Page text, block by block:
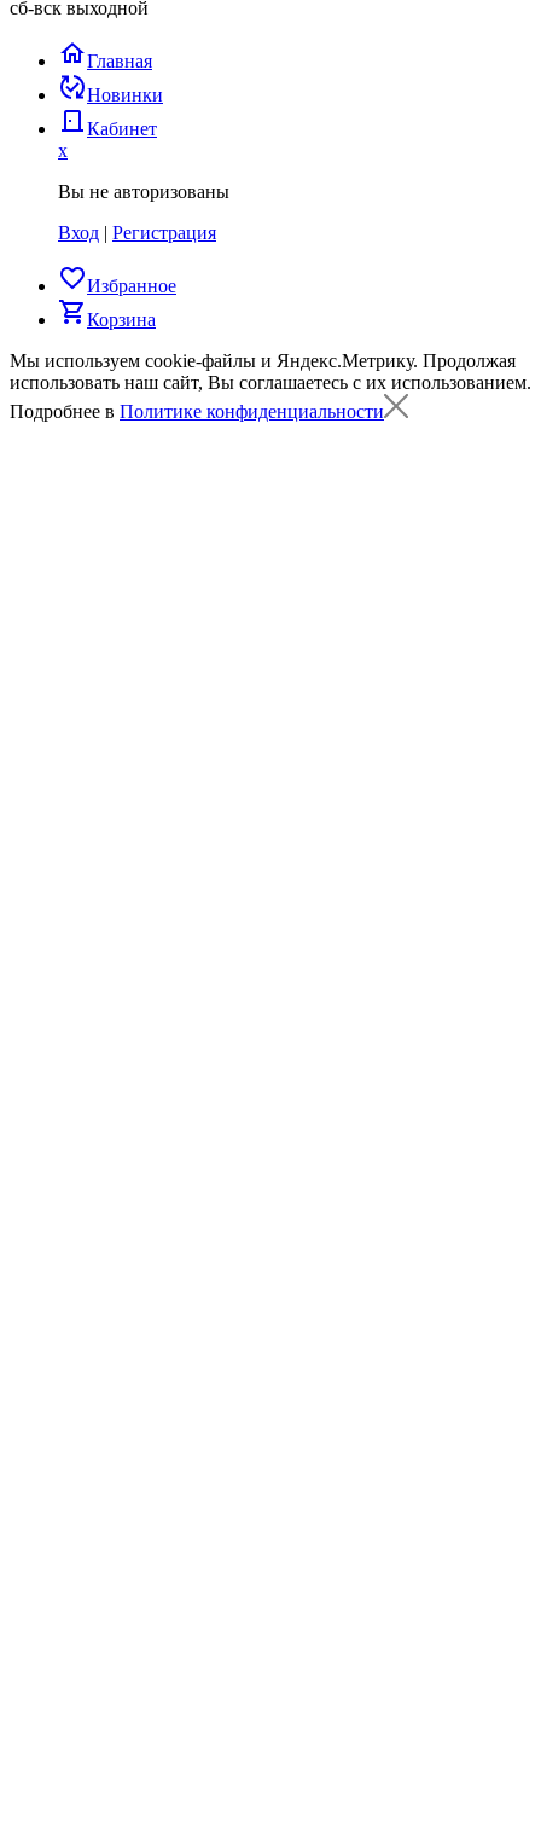
сб-вск выходной
homeГлавная
published_with_changesНовинки
door_back Кабинет
x
Вы не авторизованы
Вход | Регистрация
favorite_borderИзбранное
shopping_cartКорзина
Мы используем cookie-файлы и Яндекс.Метрику. Продолжая
использовать наш сайт, Вы соглашаетесь с их использованием.
Подробнее в Политике конфиденциальности